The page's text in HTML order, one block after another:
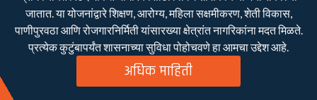
जातात. या योजनांद्वारे शिक्षण, आरोग्य, महिला सक्षमीकरण, शेती विकास,
पाणीपुरवठा आणि रोजगारनिर्मिती यांसारख्या क्षेत्रांत नागरिकांना मदत मिळते.
प्रत्येक कुटुंबापर्यंत शासनाच्या सुविधा पोहोचवणे हा आमचा उद्देश आहे.
अधिक माहिती